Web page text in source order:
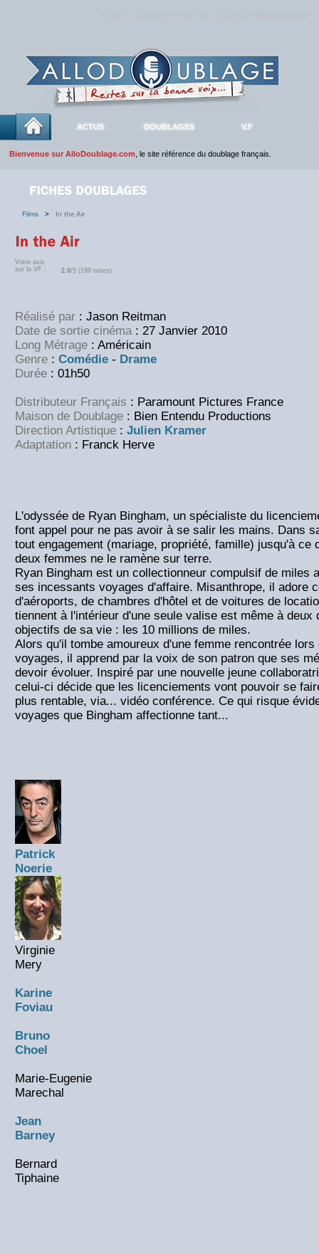
ACTUS DOUBLAGES V.F
Bienvenue sur AlloDoublage.com , le site référence du doublage français.
Films > In the Air
Votre avis
sur la VF :
2.0/5 (199 notes)
Réalisé par : Jason Reitman
Date de sortie cinéma : 27 Janvier 2010
Long Métrage : Américain
Genre : Comédie - Drame
Durée : 01h50
Distributeur Français : Paramount Pictures France
Maison de Doublage : Bien Entendu Productions
Direction Artistique : Julien Kramer
Adaptation : Franck Herve
L'odyssée de Ryan Bingham, un spécialiste du
font appel pour ne pas avoir à se salir les mains. Dans
tout engagement (mariage, propriété, famille) jusqu'à ce
deux femmes ne le ramène sur terre.
Ryan Bingham est un collectionneur compulsif de miles
ses incessants voyages d'affaire. Misanthrope, il adore
d'aéroports, de chambres d'hôtel et de voitures de
tiennent à l'intérieur d'une seule valise est même à deux
objectifs de sa vie : les 10 millions de miles.
Alors qu'il tombe amoureux d'une femme rencontrée
voyages, il apprend par la voix de son patron que ses
devoir évoluer. Inspiré par une nouvelle jeune
celui-ci décide que les licenciements vont pouvoir se
plus rentable, via... vidéo conférence. Ce qui risque
voyages que Bingham affectionne tant...
Patrick
Noerie
Virginie
Mery
Karine
Foviau
Bruno
Choel
Marie-Eugenie
Marechal
Jean
Barney
Bernard
Tiphaine